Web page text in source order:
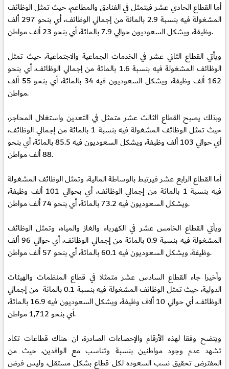
أما القطاع الحادي عشر فيتمثل في الفنادق والمطاعم، حيث تمثل الوظائف
المشغولة فيه بنسبة 2.9 بالمائة من إجمالي الوظائف، أي بنحو 297 ألف
وظيفة، ويشكل السعوديون حوالي 7.9 بالمائة، أي بنحو 23 ألف مواطن.
ويأتي القطاع الثاني عشر في الخدمات الجماعية والاجتماعية، حيث تمثل
الوظائف المشغولة فيه بنسبة 1.6 بالمائة من إجمالي الوظائف، أي بنحو
162 ألف وظيفة، ويشكل السعوديون فيه 34 بالمائة، أي بنحو 55 ألف
مواطن.
وبذلك يصبح القطاع الثالث عشر متمثل في التعدين واستغلال المحاجر،
حيث تمثل الوظائف المشغولة فيه بنسبة 1 بالمائة من إجمالي الوظائف،
أي حوالي 103 ألف وظيفة، ويشكل السعوديون فيه 85.5 بالمائة، أي بنحو
88 ألف مواطن.
أما القطاع الرابع عشر فيرتبط بالوساطة المالية، وتمثل الوظائف المشغولة
فيه بنسبة 1 بالمائة من إجمالي الوظائف، أي بحوالي 101 ألف وظيفة،
ويشكل السعوديون فيه 73.2 بالمائة، أي بنحو 74 ألف مواطن.
ويأتي القطاع الخامس عشر في الكهرباء والغاز والمياه، وتمثل الوظائف
المشغولة فيه بنسبة 0.9 بالمائة من إجمالي الوظائف، أي حوالي 96 ألف
وظيفة، ويشكل السعوديون فيه 60.1 بالمائة، أي بنحو 57 ألف مواطن.
وأخيرا جاء القطاع السادس عشر متمثلا في قطاع المنظمات والهيئات
الدولية، حيث تمثل الوظائف المشغولة فيه بنسبة 0.1 بالمائة من إجمالي
الوظائف، أي حوالي 10 ألاف وظيفة، ويشكل السعوديون فيه 16.9 بالمائة،
أي بنحو 1,712 مواطن.
ويتضح وفقا لهذه الأرقام والإحصاءات الصادرة، ان هناك قطاعات تكاد
تشهد عدم وجود مواطنين بنسبة وتناسب مع الوافدين، حيث من
المفترض تحقيق نسب السعوده لكل قطاع بشكل مستقل، وليس فرض